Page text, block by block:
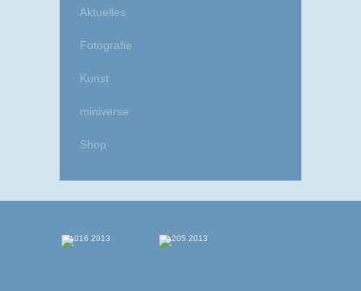
Aktuelles
Fotografie
Kunst
miniverse
Shop